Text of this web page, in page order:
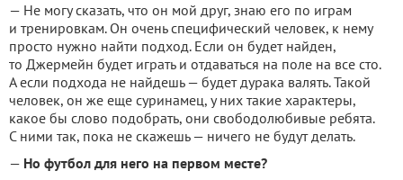
— Не могу сказать, что он мой друг, знаю его по играм
и тренировкам. Он очень специфический человек, к нему
просто нужно найти подход. Если он будет найден,
то Джермейн будет играть и отдаваться на поле на все сто.
А если подхода не найдешь — будет дурака валять. Такой
человек, он же еще суринамец, у них такие характеры,
какое бы слово подобрать, они свободолюбивые ребята.
С ними так, пока не скажешь — ничего не будут делать.
— Но футбол для него на первом месте?